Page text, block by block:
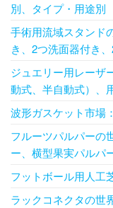
別、タイプ・用途別
手術用流域スタンド
き、2つ洗面器付き
ジュエリー用レーザ
動式、半自動式）、
波形ガスケット市場
フルーツパルパーの
ー、横型果実パルパ
フットボール用人工
ラックコネクタの世